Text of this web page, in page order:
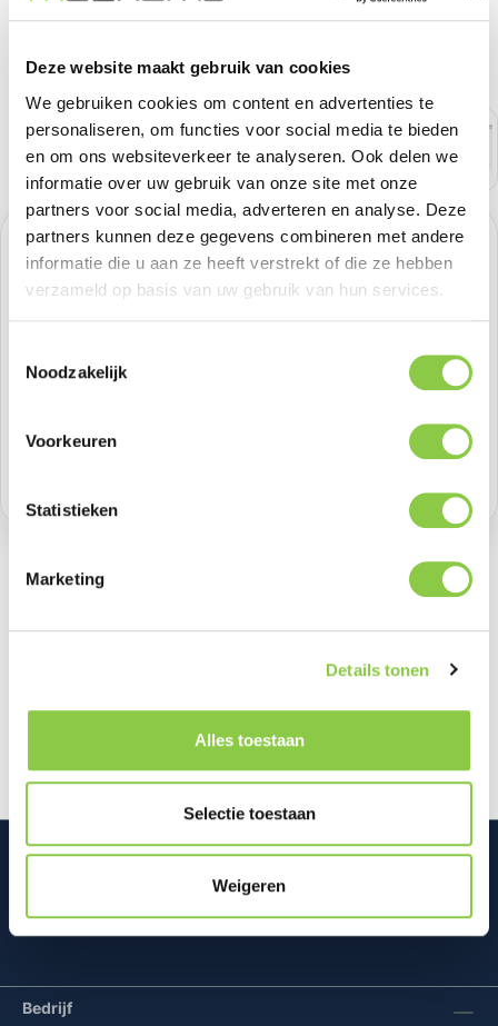
Deze website maakt gebruik van cookies
We gebruiken cookies om content en advertenties te
personaliseren, om functies voor social media te bieden
en om ons websiteverkeer te analyseren. Ook delen we
informatie over uw gebruik van onze site met onze
partners voor social media, adverteren en analyse. Deze
partners kunnen deze gegevens combineren met andere
informatie die u aan ze heeft verstrekt of die ze hebben
verzameld op basis van uw gebruik van hun services.
Noodzakelijk
Voorkeuren
Statistieken
Marketing
Details tonen
Alles toestaan
Selectie toestaan
Weigeren
Normale prijs:
€ 37,18
Prijzen excl. BTW
Producthoeveelheid: Voer de
Productnummer:
Beschrijving
Ontdek de Defend Heavy Impact Hoes voor de
Mconomy BV
Bedrijf